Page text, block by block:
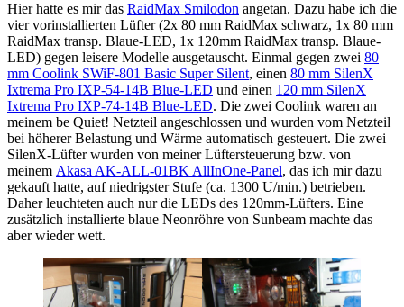
Hier hatte es mir das RaidMax Smilodon angetan. Dazu habe ich die
vier vorinstallierten Lüfter (2x 80 mm RaidMax schwarz, 1x 80 mm
RaidMax transp. Blaue-LED, 1x 120mm RaidMax transp. Blaue-
LED) gegen leisere Modelle ausgetauscht. Einmal gegen zwei 80
mm Coolink SWiF-801 Basic Super Silent, einen 80 mm SilenX
Ixtrema Pro IXP-54-14B Blue-LED und einen 120 mm SilenX
Ixtrema Pro IXP-74-14B Blue-LED. Die zwei Coolink waren an
meinem be Quiet! Netzteil angeschlossen und wurden vom Netzteil
bei höherer Belastung und Wärme automatisch gesteuert. Die zwei
SilenX-Lüfter wurden von meiner Lüftersteuerung bzw. von
meinem Akasa AK-ALL-01BK AllInOne-Panel, das ich mir dazu
gekauft hatte, auf niedrigster Stufe (ca. 1300 U/min.) betrieben.
Daher leuchteten auch nur die LEDs des 120mm-Lüfters. Eine
zusätzlich installierte blaue Neonröhre von Sunbeam machte das
aber wieder wett.